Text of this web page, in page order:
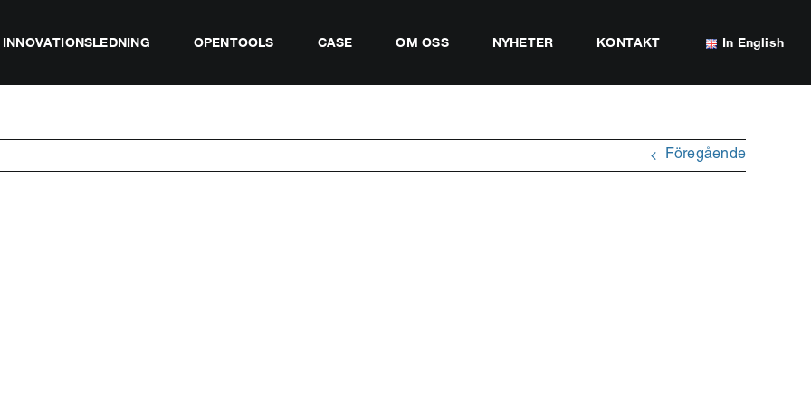
INNOVATIONSLEDNING OPENTOOLS CASE OM OSS NYHETER KONTAKT In English
Föregående